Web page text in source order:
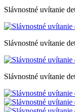
Slávnostné uvítanie
Slávnostné uvítanie
Slávnostné uvítanie